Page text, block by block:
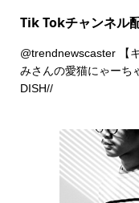
Tik Tokチャンネル
@trendnewscaster【
みさんの愛猫にゃー
DISH//